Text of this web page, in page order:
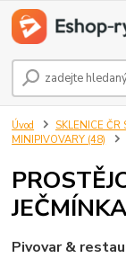
Úvod SKLENICE ČR
MINIPIVOVARY (48)
Pivovar &